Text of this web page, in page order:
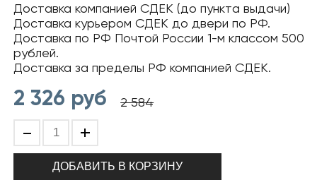
Доставка компанией СДЕК (до пункта выдачи)
Доставка курьером СДЕК до двери по РФ.
Доставка по РФ Почтой России 1-м классом 500
рублей.
Доставка за пределы РФ компанией СДЕК.
2 326 руб 2 584
- +